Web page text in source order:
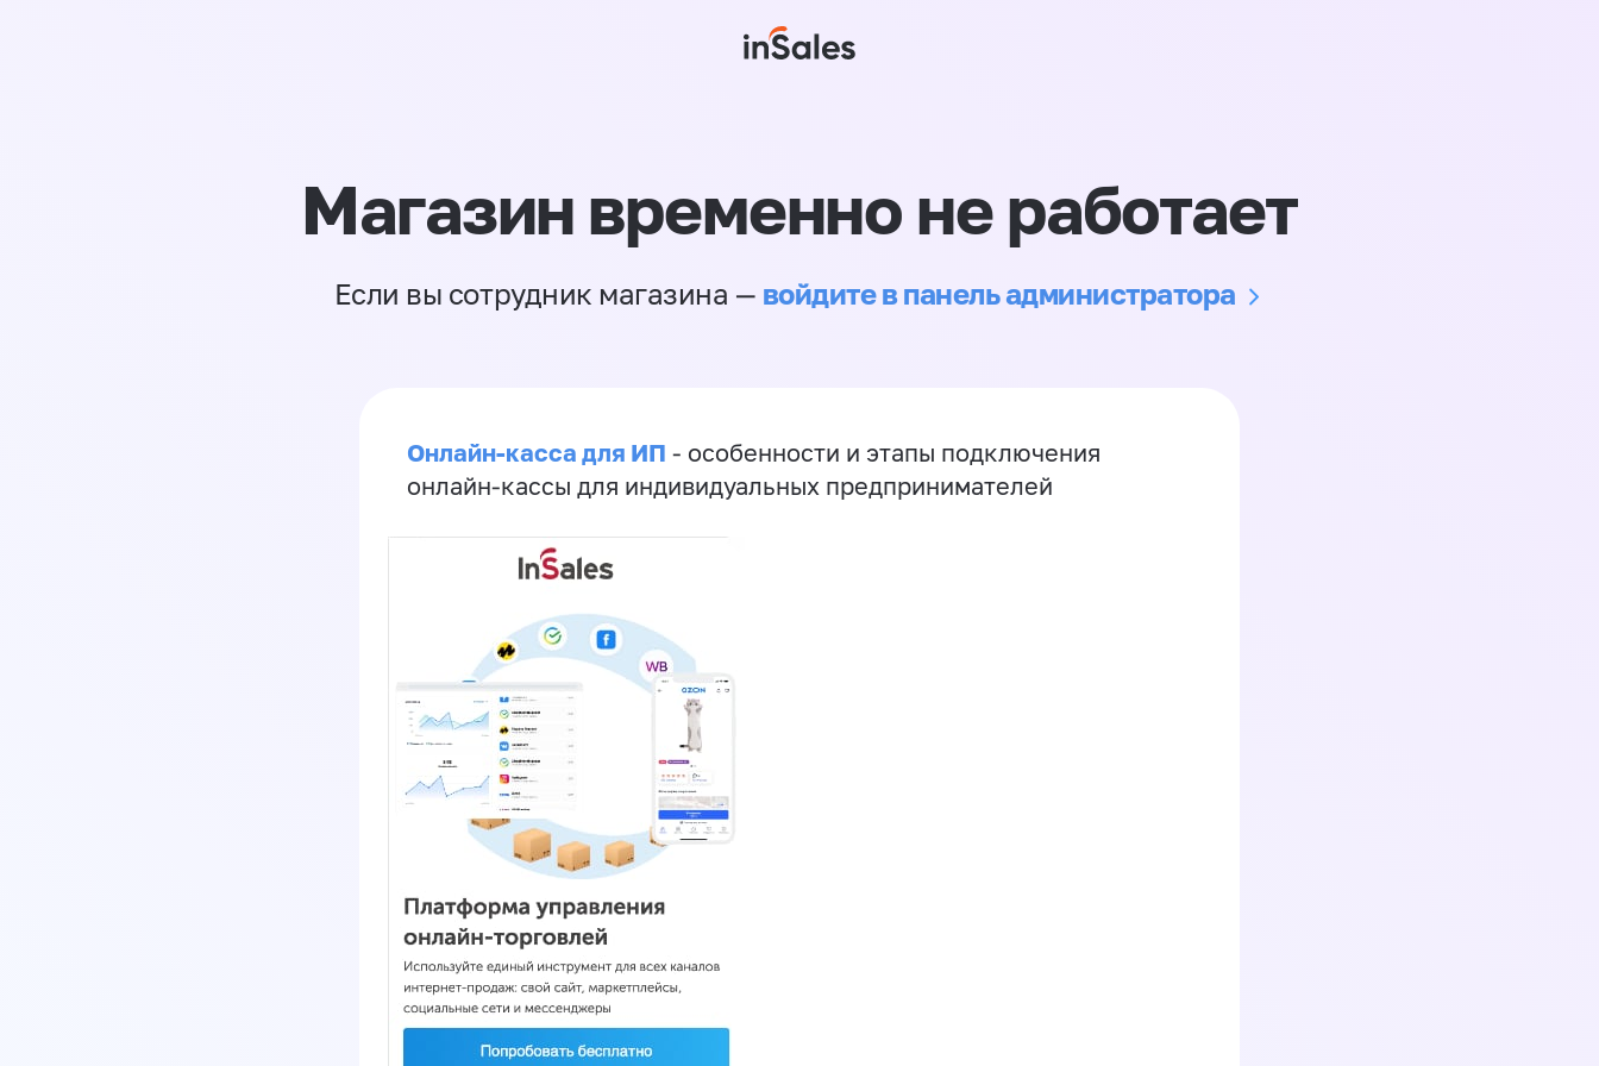
Магазин временно не работает
Если вы сотрудник магазина — войдите в панель администратора
Онлайн-касса для ИП - особенности и этапы подключения
онлайн-кассы для индивидуальных предпринимателей